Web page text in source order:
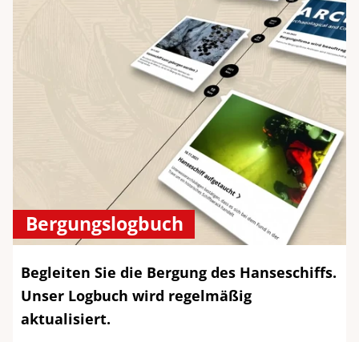
Bergungslogbuch
Begleiten Sie die Bergung des Hanseschiffs.
Unser Logbuch wird regelmäßig
aktualisiert.